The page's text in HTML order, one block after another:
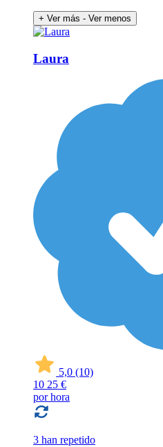
+ Ver más - Ver menos
Laura
5,0 (10)
10 25 €
por hora
3 han repetido